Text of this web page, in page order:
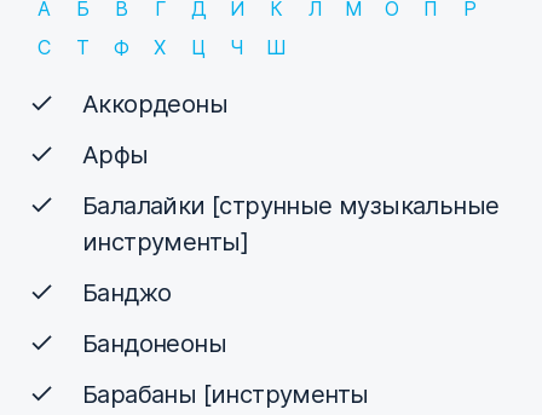
А Б В Г Д И К Л М О П
Р
С
Т Ф Х Ц Ч Ш
Аккордеоны
Арфы
Балалайки [струнные музыкальные
инструменты]
Банджо
Бандонеоны
Барабаны [инструменты